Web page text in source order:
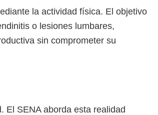
la actividad física. El objetivo
o lesiones lumbares,
sin comprometer su
El SENA aborda esta realidad